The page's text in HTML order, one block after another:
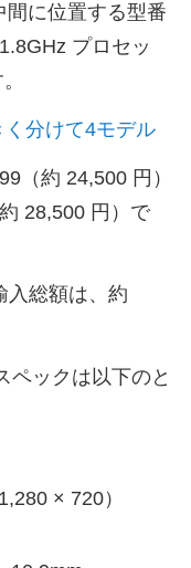
間に位置する型番
プロセッ
く分けて4モデル
（約 24,500 円）
28,500 円）で
入総額は、約
ペックは以下のと
× 720）